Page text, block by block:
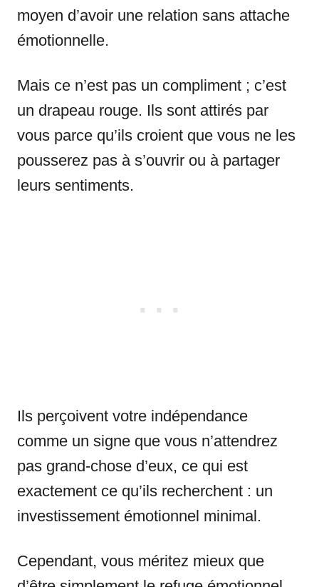
moyen d’avoir une relation sans attache
émotionnelle.
Mais ce n’est pas un compliment ; c’est
un drapeau rouge. Ils sont attirés par
vous parce qu’ils croient que vous ne les
pousserez pas à s’ouvrir ou à partager
leurs sentiments.
Ils perçoivent votre indépendance
comme un signe que vous n’attendrez
pas grand-chose d’eux, ce qui est
exactement ce qu’ils recherchent : un
investissement émotionnel minimal.
Cependant, vous méritez mieux que